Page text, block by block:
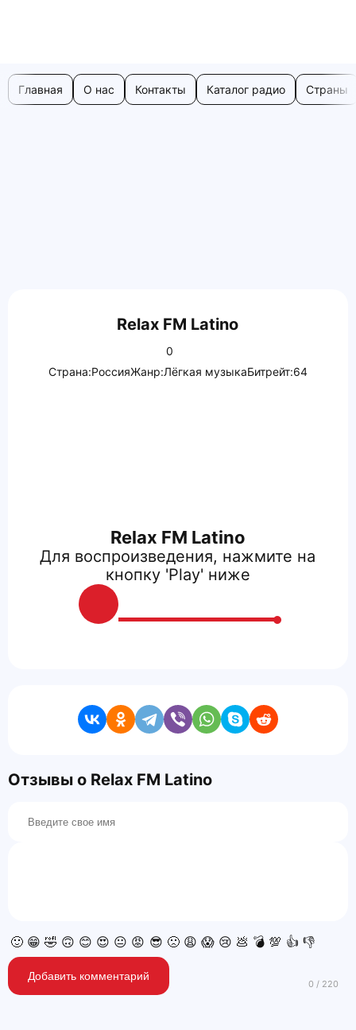
Главная О нас Контакты Каталог радио Страны
Relax FM Latino
0
Страна:РоссияЖанр:Лёгкая музыкаБитрейт:64
Relax FM Latino
Для воспроизведения, нажмите на
кнопку 'Play' ниже
Отзывы о Relax FM Latino
🙂 😁 🤣 🙃 😊 😍 😐 😡 😎 🙁 😩 😱 😢 💩 💣 💯 👍 👎
Добавить комментарий